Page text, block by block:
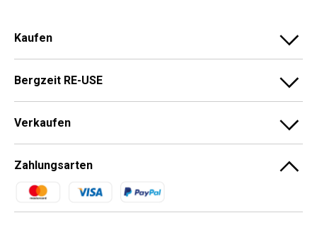
Kaufen
Bergzeit RE-USE
Verkaufen
Zahlungsarten
Zahlungsmethoden